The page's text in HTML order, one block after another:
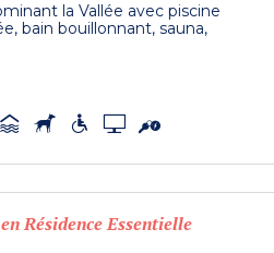
la Vallée avec piscine
bain bouillonnant, sauna,
Résidence Essentielle